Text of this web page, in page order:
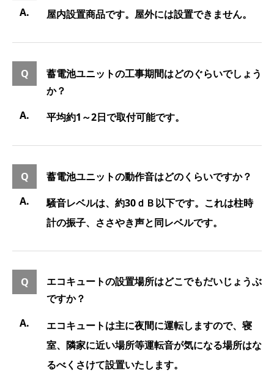
屋内設置商品です。屋外には設置できません。
蓄電池ユニットの工事期間はどのぐらいでしょう
か？
平均約1～2日で取付可能です。
蓄電池ユニットの動作音はどのくらいですか？
騒音レベルは、約30ｄＢ以下です。これは柱時
計の振子、ささやき声と同レベルです。
エコキュートの設置場所はどこでもだいじょうぶ
ですか？
エコキュートは主に夜間に運転しますので、寝
室、隣家に近い場所等運転音が気になる場所はな
るべくさけて設置いたします。